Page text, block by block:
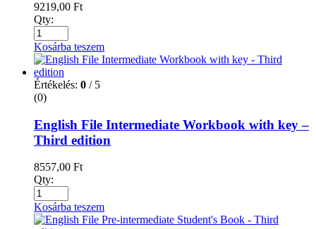
9219,00 Ft
Qty:
Kosárba teszem
Értékelés: 0 / 5
(0)
English File Intermediate Workbook with key –
Third edition
8557,00 Ft
Qty:
Kosárba teszem